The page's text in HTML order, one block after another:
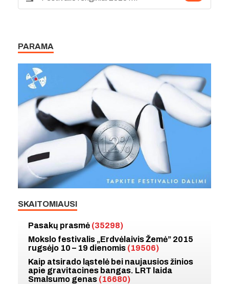
PARAMA
SKAITOMIAUSI
Pasakų prasmė (35298)
Mokslo festivalis „Erdvėlaivis Žemė” 2015
rugsėjo 10 – 19 dienomis (19506)
Kaip atsirado ląstelė bei naujausios žinios
apie gravitacines bangas. LRT laida
Smalsumo genas (16680)